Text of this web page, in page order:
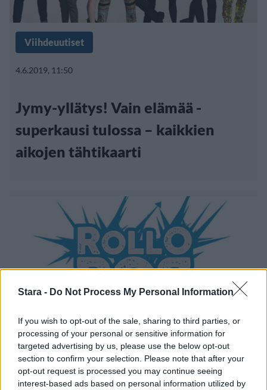
Stara - Do Not Process My Personal Information
If you wish to opt-out of the sale, sharing to third parties, or
processing of your personal or sensitive information for
targeted advertising by us, please use the below opt-out
section to confirm your selection. Please note that after your
opt-out request is processed you may continue seeing
interest-based ads based on personal information utilized by
Viihdeuutiset
4.6.2019, 11:50
Jymy-yllätys! Vain elämää -
superkausi tulossa – kaikkien
aikojen tähtikaarti
Viihdeuutiset
5.4.2016, 22:00